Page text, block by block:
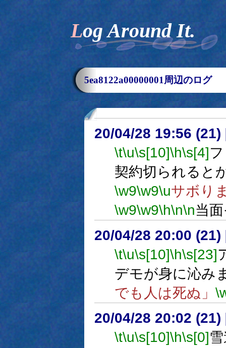
Log Around It.
5ea8122a00000001周辺のログ
20/04/28 19:56 (21)
\t\u\s[10]\h\s[4]
契約切られると
\w9\w9\uサボり
\w9\w9\h\n\n当
20/04/28 20:00 (21)
\t\u\s[10]\h\s[23]
デモが身に沁み
でも人は死ぬ」
20/04/28 20:02 (21)
\t\u\s[10]\h\s[0]